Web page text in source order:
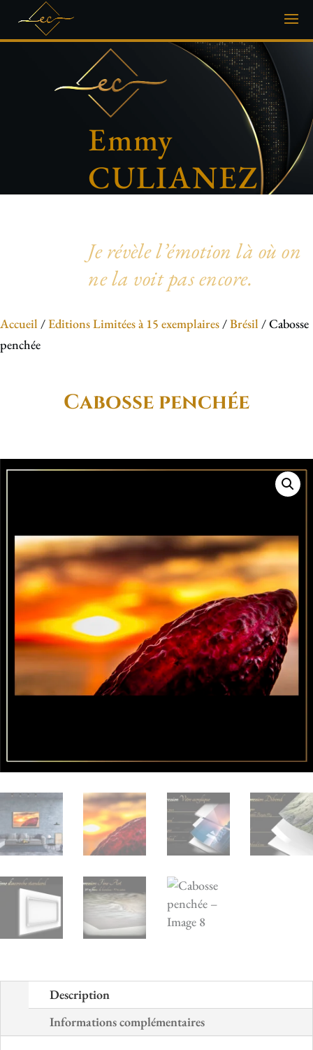
Emmy
CULIANEZ
Je révèle l’émotion là où on
ne la voit pas encore.
Accueil /Editions Limitées à 15 exemplaires /Brésil / Cabosse
penchée
Cabosse penchée
Description
Informations complémentaires